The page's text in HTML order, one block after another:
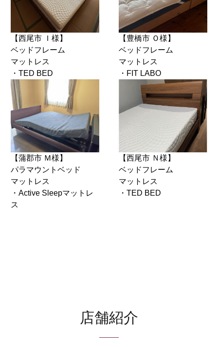
【西尾市 Ｉ様】
ベッドフレーム
マットレス
・TED BED
【豊橋市 Ｏ様】
ベッドフレーム
マットレス
・FIT LABO
【蒲郡市 Ｍ様】
パラマウントベッド
マットレス
・Active Sleepマットレ
ス
【西尾市 Ｎ様】
ベッドフレーム
マットレス
・TED BED
店舗紹介